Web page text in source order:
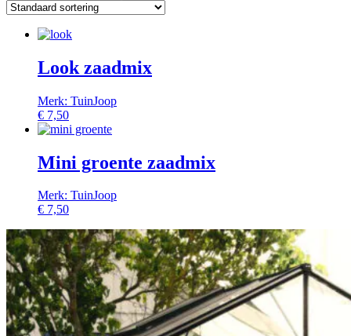
Look zaadmix
Merk: TuinJoop
€ 7,50
Mini groente zaadmix
Merk: TuinJoop
€ 7,50